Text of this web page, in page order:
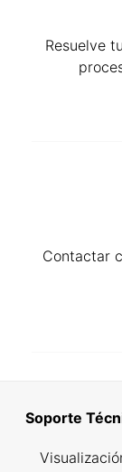
Resuelve
Contactar
Soporte